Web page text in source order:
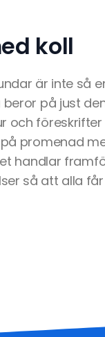
koll
är inte så
på just
och
promenad
handlar
så att alla